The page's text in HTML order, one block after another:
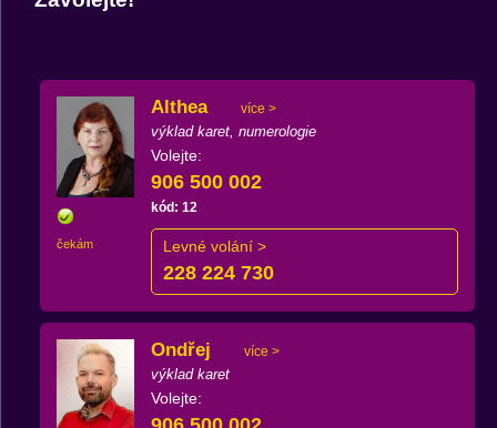
čekám
Althea více >
výklad karet, numerologie
Volejte:
906 500 002
kód: 12
Levné volání >
228 224 730
Ondřej více >
výklad karet
Volejte: